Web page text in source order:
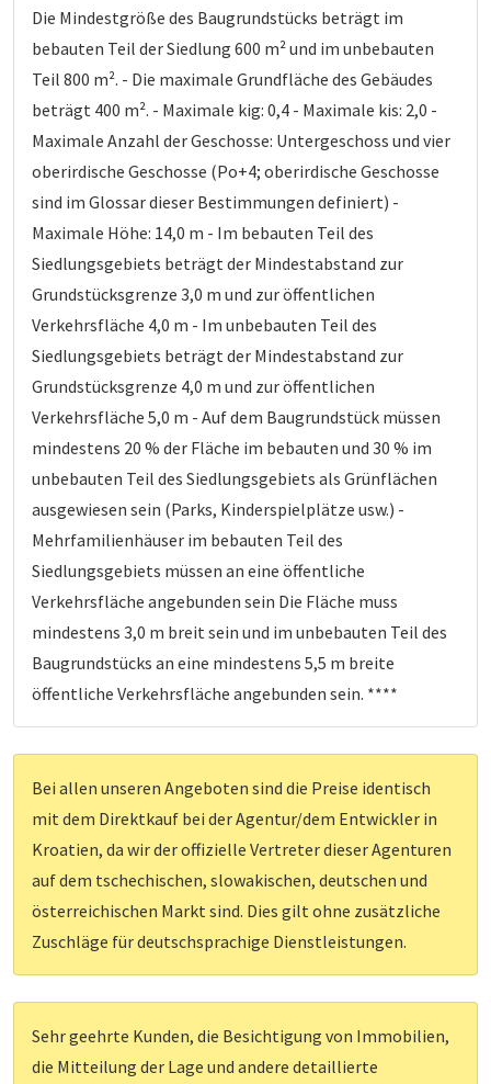
Die Mindestgröße des Baugrundstücks beträgt im
bebauten Teil der Siedlung 600 m² und im unbebauten
Teil 800 m². - Die maximale Grundfläche des Gebäudes
beträgt 400 m². - Maximale kig: 0,4 - Maximale kis: 2,0 -
Maximale Anzahl der Geschosse: Untergeschoss und vier
oberirdische Geschosse (Po+4; oberirdische Geschosse
sind im Glossar dieser Bestimmungen definiert) -
Maximale Höhe: 14,0 m - Im bebauten Teil des
Siedlungsgebiets beträgt der Mindestabstand zur
Grundstücksgrenze 3,0 m und zur öffentlichen
Verkehrsfläche 4,0 m - Im unbebauten Teil des
Siedlungsgebiets beträgt der Mindestabstand zur
Grundstücksgrenze 4,0 m und zur öffentlichen
Verkehrsfläche 5,0 m - Auf dem Baugrundstück müssen
mindestens 20 % der Fläche im bebauten und 30 % im
unbebauten Teil des Siedlungsgebiets als Grünflächen
ausgewiesen sein (Parks, Kinderspielplätze usw.) -
Mehrfamilienhäuser im bebauten Teil des
Siedlungsgebiets müssen an eine öffentliche
Verkehrsfläche angebunden sein Die Fläche muss
mindestens 3,0 m breit sein und im unbebauten Teil des
Baugrundstücks an eine mindestens 5,5 m breite
öffentliche Verkehrsfläche angebunden sein. ****
Bei allen unseren Angeboten sind die Preise identisch
mit dem Direktkauf bei der Agentur/dem Entwickler in
Kroatien, da wir der offizielle Vertreter dieser Agenturen
auf dem tschechischen, slowakischen, deutschen und
österreichischen Markt sind. Dies gilt ohne zusätzliche
Zuschläge für deutschsprachige Dienstleistungen.
Sehr geehrte Kunden, die Besichtigung von Immobilien,
die Mitteilung der Lage und andere detaillierte